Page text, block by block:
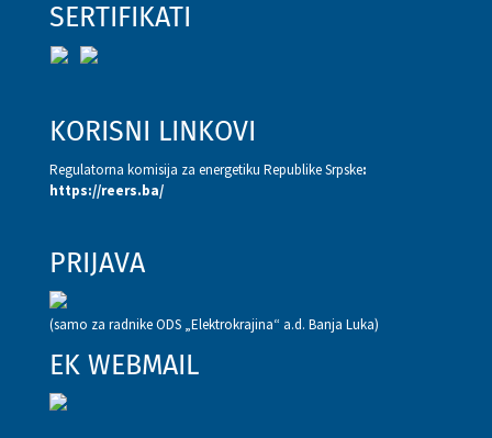
SERTIFIKATI
KORISNI LINKOVI
Regulatorna komisija za energetiku Republike Srpske:
https://reers.ba/
PRIJAVA
(samo za radnike ODS „Elektrokrajina“ a.d. Banja Luka)
EK WEBMAIL